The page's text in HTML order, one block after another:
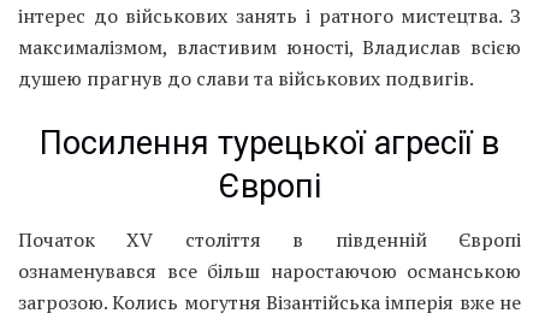
інтерес до військових занять і ратного мистецтва. З
максималізмом, властивим юності, Владислав всією
душею прагнув до слави та військових подвигів.
Посилення турецької агресії в
Європі
Початок XV століття в південній Європі
ознаменувався все більш наростаючою османською
загрозою. Колись могутня Візантійська імперія вже не